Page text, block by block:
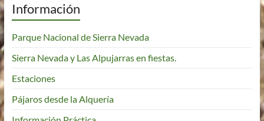
Información
Parque Nacional de Sierra Nevada
Sierra Nevada y Las Alpujarras en fiestas.
Estaciones
Pájaros desde la Alquería